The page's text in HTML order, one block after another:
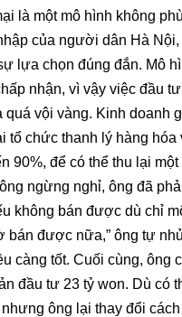
là một mô hình không
của người dân Hà Nội,
lựa chọn đúng đắn. Mô
nhận, vì vậy việc đầu
vội vàng. Kinh doanh
tổ chức thanh lý hàng
90%, để có thể thu lại
ngừng nghỉ, ông đã
không bán được dù chỉ
bán được nữa,” ông tự
càng tốt. Cuối cùng, ông
đầu tư 23 tỷ won. Dù có
ông lại thay đổi